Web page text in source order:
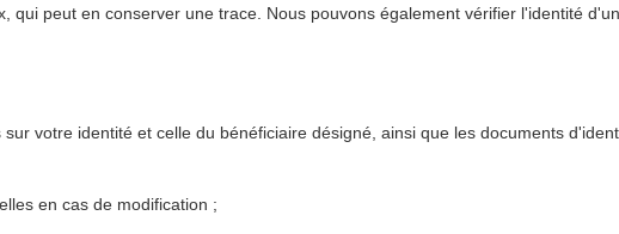
qui peut en conserver une trace. Nous pouvons également vérifier l'identité
votre identité et celle du bénéficiaire désigné, ainsi que les documents
en cas de modification ;